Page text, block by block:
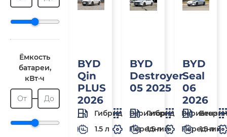
Ёмкость
батареи,
кВт·ч
От До
BYD
Qin
PLUS
2026
Гибрид
Вариатор
1.5 л
Передний
BYD
Destroyer
05 2025
Гибрид
Вариатор
1.5 л
Передний
BYD
Seal
06
2026
1.5 л